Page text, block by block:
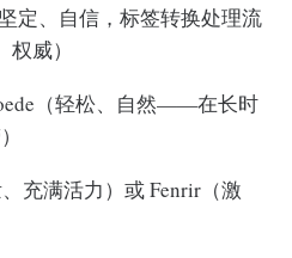
定、自信，标签转换处理流
威）
（轻松、自然——在长时
充满活力）或 Fenrir（激